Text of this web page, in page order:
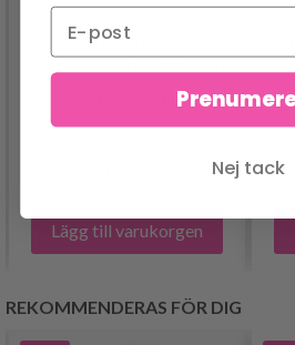
DROPS LOVES YOU 7
2ND GARNPAKET - 20
229.00 SEK
Lägg till varukorgen
REKOMMENDERAS FÖR DIG
Nej tack